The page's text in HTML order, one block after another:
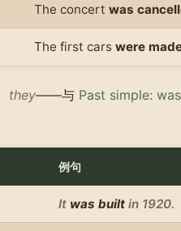
The concert was
The first cars were
they——与 Past simple:
例句
It was built in 1920.